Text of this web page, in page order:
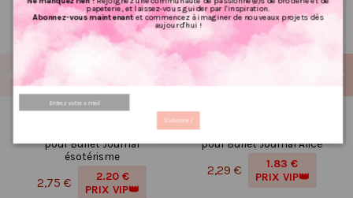
pour Bullet Journal
ésotérisme
2,75 €
2.20 €
PRIX VIP👑
pour Bullet Journal Alice
2,29 €
1.83 €
PRIX VIP👑
papeterie, et laissez-vous guider par l'inspiration.
Abonnez-vous maintenantet commencez à imaginer de nouveaux projets dès
aujourd'hui !
S'abonner